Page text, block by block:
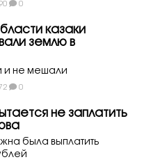
0
казаки
землю в
и не мешали
0
не заплатить
была выплатить